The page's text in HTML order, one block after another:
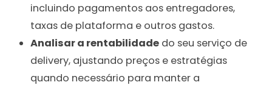
incluindo pagamentos aos entregadores,
taxas de plataforma e outros gastos.
Analisar a rentabilidade do seu serviço de
delivery, ajustando preços e estratégias
quando necessário para manter a